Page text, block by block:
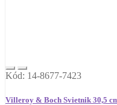
Kód: 14-8677-7423
Villeroy & Boch Svietnik 30,5